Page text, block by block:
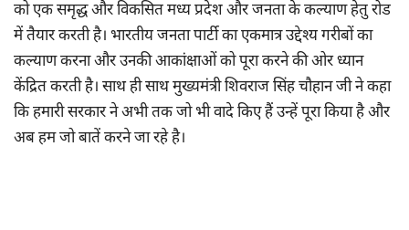
को एक समृद्ध और विकसित मध्य प्रदेश और जनता के कल्याण हेतु रोड
में तैयार करती है। भारतीय जनता पार्टी का एकमात्र उद्देश्य गरीबों का
कल्याण करना और उनकी आकांक्षाओं को पूरा करने की ओर ध्यान
केंद्रित करती है। साथ ही साथ मुख्यमंत्री शिवराज सिंह चौहान जी ने कहा
कि हमारी सरकार ने अभी तक जो भी वादे किए हैं उन्हें पूरा किया है और
अब हम जो बातें करने जा रहे है।